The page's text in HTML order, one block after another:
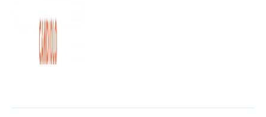
messo all’asta e il ricavato andrà a sostenere l’Istituto di
Candiolo.
L'articolo completo è disponibile a